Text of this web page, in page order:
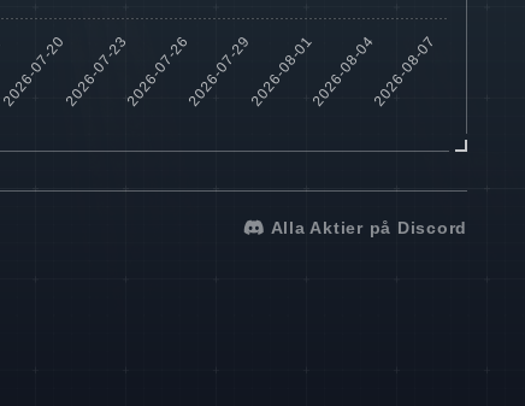
Alla Aktier på Discord